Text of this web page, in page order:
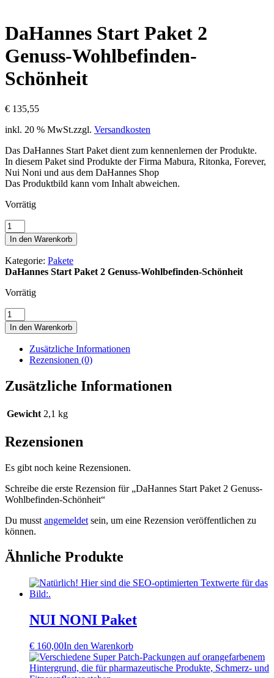
DaHannes Start Paket 2
Genuss-Wohlbefinden-
Schönheit
€ 135,55
inkl. 20 % MwSt.zzgl. Versandkosten
Das DaHannes Start Paket dient zum kennenlernen der Produkte.
In diesem Paket sind Produkte der Firma Mabura, Ritonka, Forever,
Nui Noni und aus dem DaHannes Shop
Das Produktbild kann vom Inhalt abweichen.
Vorrätig
DaHannes
Start
Paket
2
Genuss-
Schönheit
In den Warenkorb
Kategorie: Pakete
DaHannes Start Paket 2 Genuss-Wohlbefinden-Schönheit
Vorrätig
DaHannes
Start
Paket
Genuss-
Wohlbefinden-
Schönheit
Menge
In den Warenkorb
Zusätzliche Informationen
Rezensionen (0)
Zusätzliche Informationen
Gewicht 2,1 kg
Rezensionen
Es gibt noch keine Rezensionen.
Schreibe die erste Rezension für „DaHannes Start Paket 2 Genuss-
Wohlbefinden-Schönheit“
Du musst angemeldet sein, um eine Rezension veröffentlichen zu
können.
Ähnliche Produkte
NUI NONI Paket
€ 160,00In den Warenkorb